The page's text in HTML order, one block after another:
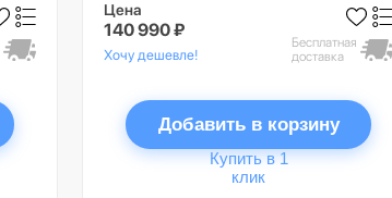
Цена
140 990 ₽
Хочу дешевле!
Бесплатная
доставка
Добавить в корзину
Купить в 1
клик